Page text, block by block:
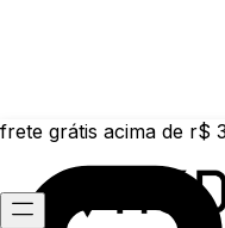
frete grátis acima de r$